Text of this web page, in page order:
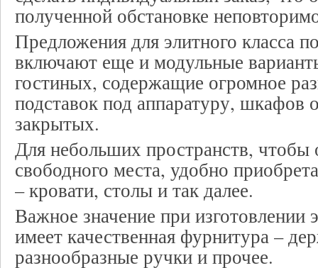
полученной обстановке
Предложения для элитного класса
включают еще и модульные
гостиных, содержащие огромное
подставок под аппаратуру, шкафов
закрытых.
Для небольших пространств, чтобы
свободного места, удобно
– кровати, столы и так далее.
Важное значение при изготовлении
имеет качественная фурнитура –
разнообразные ручки и прочее.